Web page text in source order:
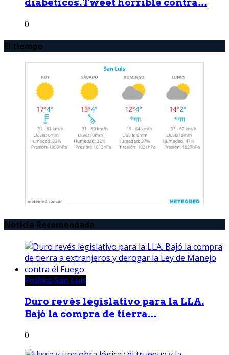
0
El tiempo
Noticia Recomendada
Política San Luis
Duro revés legislativo para la LLA.
Bajó la compra de tierra...
0